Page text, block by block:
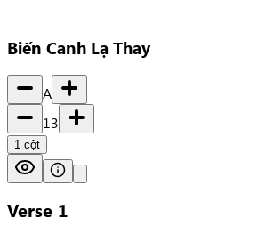
Biến Canh Lạ Thay
A
13
1 cột
Verse 1